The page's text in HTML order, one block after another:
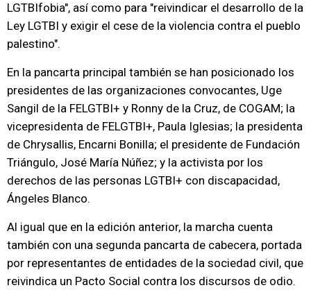
LGTBIfobia", así como para "reivindicar el desarrollo de la
Ley LGTBI y exigir el cese de la violencia contra el pueblo
palestino".
En la pancarta principal también se han posicionado los
presidentes de las organizaciones convocantes, Uge
Sangil de la FELGTBI+ y Ronny de la Cruz, de COGAM; la
vicepresidenta de FELGTBI+, Paula Iglesias; la presidenta
de Chrysallis, Encarni Bonilla; el presidente de Fundación
Triángulo, José María Núñez; y la activista por los
derechos de las personas LGTBI+ con discapacidad,
Ángeles Blanco.
Al igual que en la edición anterior, la marcha cuenta
también con una segunda pancarta de cabecera, portada
por representantes de entidades de la sociedad civil, que
reivindica un Pacto Social contra los discursos de odio.